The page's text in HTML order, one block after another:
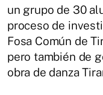
un grupo de 30
proceso de
Fosa Común de
pero también de
obra de danza